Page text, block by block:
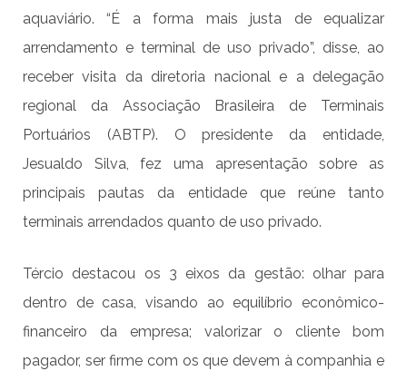
aquaviário. “É a forma mais justa de equalizar
arrendamento e terminal de uso privado”, disse, ao
receber visita da diretoria nacional e a delegação
regional da Associação Brasileira de Terminais
Portuários (ABTP). O presidente da entidade,
Jesualdo Silva, fez uma apresentação sobre as
principais pautas da entidade que reúne tanto
terminais arrendados quanto de uso privado.
Tércio destacou os 3 eixos da gestão: olhar para
dentro de casa, visando ao equilíbrio econômico-
financeiro da empresa; valorizar o cliente bom
pagador, ser firme com os que devem à companhia e